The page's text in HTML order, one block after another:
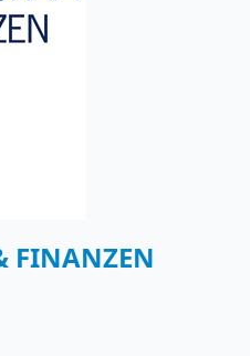
FINANZEN